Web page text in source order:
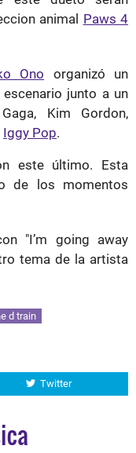
animal Paws 4
Ono organizó un
junto a un
Kim Gordon,
Iggy Pop.
este último. Esta
de los momentos
"I’m going away
tema de la artista
d train
Twitter